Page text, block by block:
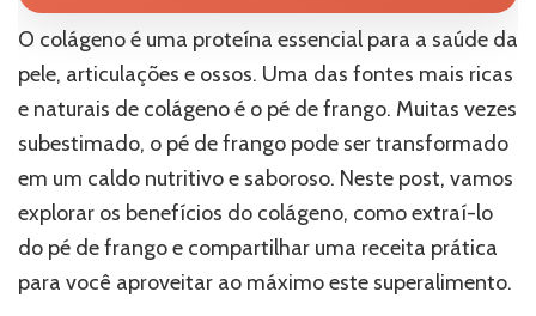
O colágeno é uma proteína essencial para a saúde da
pele, articulações e ossos. Uma das fontes mais ricas
e naturais de colágeno é o pé de frango. Muitas vezes
subestimado, o pé de frango pode ser transformado
em um caldo nutritivo e saboroso. Neste post, vamos
explorar os benefícios do colágeno, como extraí-lo
do pé de frango e compartilhar uma receita prática
para você aproveitar ao máximo este superalimento.